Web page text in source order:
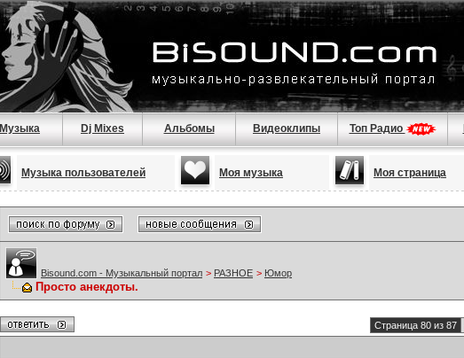
Музыка Dj Mixes Альбомы Видеоклипы Топ Радио
Музыка пользователей Моя музыка Моя страница
Bisound.com - Музыкальный портал > РАЗНОЕ > Юмор
Просто анекдоты.
Страница 80 из 87